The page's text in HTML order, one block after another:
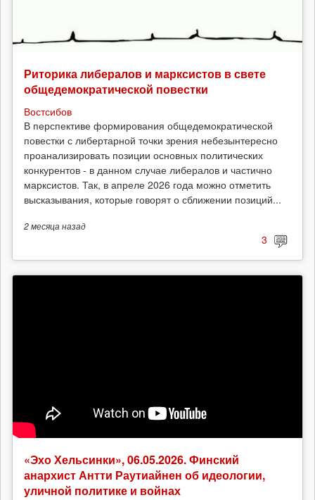
Риторика либералов и марксистов в свете
общедемократической повестки
Востсибов
В перспективе формирования общедемократической
повестки с либертарной точки зрения небезынтересно
проанализировать позиции основных политических
конкурентов - в данном случае либералов и частично
марксистов. Так, в апреле 2026 года можно отметить
высказывания, которые говорят о сближении позиций...
2 месяцаназад
3
«Эхо Хельсинки», 06.05.2026. Финский
анархист Антти Раутиайнен об идеологии,
уличной политике и войнах